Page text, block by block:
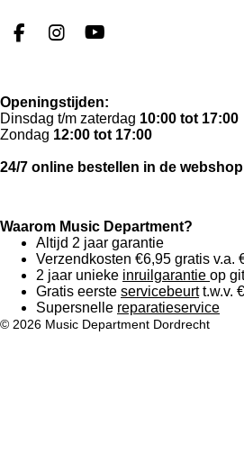
F
b
o
o
k
I
a
g
r
a
m
Y
u
b
e
Openingstijden:
Dinsdag t/m zaterdag 10:00 tot 17:00
Zondag 12:00 tot 17:00
24/7 online bestellen in de webshop
Waarom Music Department?
Altijd 2 jaar garantie
Verzendkosten €6,95 gratis v.a.
2 jaar unieke inruilgarantie op
Gratis eerste servicebeurtt.w.v.
Supersnelle reparatieservice
© 2026 Music Department Dordrecht